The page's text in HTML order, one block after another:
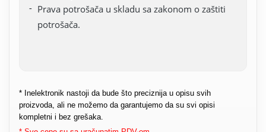
Prava potrošača u skladu sa zakonom o zaštiti
potrošača.
* Inelektronik nastoji da bude što preciznija u opisu svih
proizvoda, ali ne možemo da garantujemo da su svi opisi
kompletni i bez grešaka.